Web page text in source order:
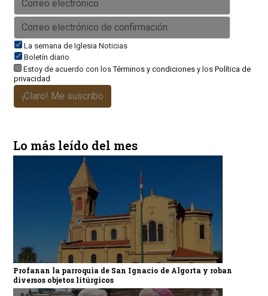
La semana de Iglesia Noticias
Boletín diario
Estoy de acuerdo con losTérminos y condicionesy los Política de
privacidad
¡Claro! Me suscribo
Lo más leído del mes
Profanan la parroquia de San Ignacio de Algorta y roban
diversos objetos litúrgicos